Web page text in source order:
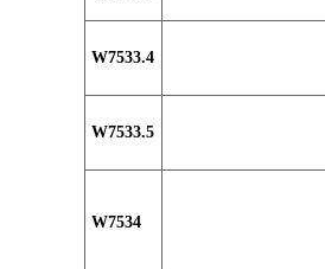
W7533.4
W7533.5
W7534